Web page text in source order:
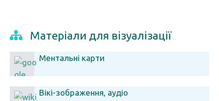
Матеріали для візуалізації
Ментальні карти
Вікі-зображення, аудіо